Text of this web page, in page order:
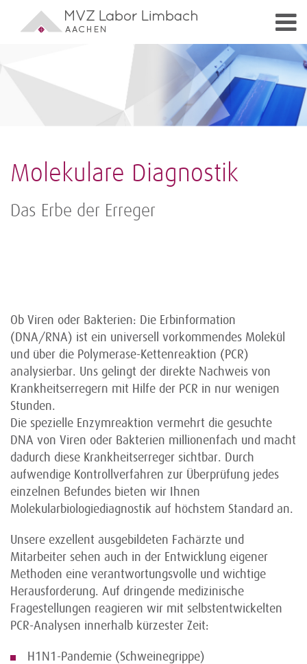
Molekulare Diagnostik
Das Erbe der Erreger
Ob Viren oder Bakterien: Die Erbinformation
(DNA/RNA) ist ein universell vorkommendes Molekül
und über die Polymerase-Kettenreaktion (PCR)
analysierbar. Uns gelingt der direkte Nachweis von
Krankheitserregern mit Hilfe der PCR in nur wenigen
Stunden.
Die spezielle Enzymreaktion vermehrt die gesuchte
DNA von Viren oder Bakterien millionenfach und macht
dadurch diese Krankheitserreger sichtbar. Durch
aufwendige Kontrollverfahren zur Überprüfung jedes
einzelnen Befundes bieten wir Ihnen
Molekularbiologiediagnostik auf höchstem Standard an.
Unsere exzellent ausgebildeten Fachärzte und
Mitarbeiter sehen auch in der Entwicklung eigener
Methoden eine verantwortungsvolle und wichtige
Herausforderung. Auf dringende medizinische
Fragestellungen reagieren wir mit selbstentwickelten
PCR-Analysen innerhalb kürzester Zeit:
H1N1-Pandemie (Schweinegrippe)